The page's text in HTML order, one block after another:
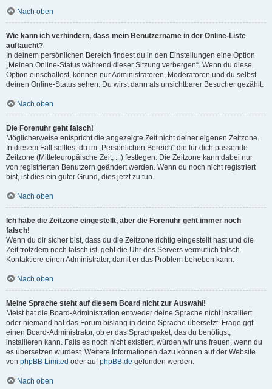
Nach oben
Wie kann ich verhindern, dass mein Benutzername in der Online-Liste
auftaucht?
In deinem persönlichen Bereich findest du in den Einstellungen eine Option
„Meinen Online-Status während dieser Sitzung verbergen“. Wenn du diese
Option einschaltest, können nur Administratoren, Moderatoren und du selbst
deinen Online-Status sehen. Du wirst dann als unsichtbarer Besucher gezählt.
Nach oben
Die Forenuhr geht falsch!
Möglicherweise entspricht die angezeigte Zeit nicht deiner eigenen Zeitzone.
In diesem Fall solltest du im „Persönlichen Bereich“ die für dich passende
Zeitzone (Mitteleuropäische Zeit, ...) festlegen. Die Zeitzone kann dabei nur
von registrierten Benutzern geändert werden. Wenn du noch nicht registriert
bist, ist dies ein guter Grund, dies jetzt zu tun.
Nach oben
Ich habe die Zeitzone eingestellt, aber die Forenuhr geht immer noch
falsch!
Wenn du dir sicher bist, dass du die Zeitzone richtig eingestellt hast und die
Zeit trotzdem noch falsch ist, geht die Uhr des Servers vermutlich falsch.
Kontaktiere einen Administrator, damit er das Problem beheben kann.
Nach oben
Meine Sprache steht auf diesem Board nicht zur Auswahl!
Meist hat die Board-Administration entweder deine Sprache nicht installiert
oder niemand hat das Forum bislang in deine Sprache übersetzt. Frage ggf.
einen Board-Administrator, ob er das Sprachpaket, das du benötigst,
installieren kann. Falls es noch nicht existiert, würden wir uns freuen, wenn du
es übersetzen würdest. Weitere Informationen dazu können auf der Website
von phpBB Limited oder aufphpBB.de gefunden werden.
Nach oben